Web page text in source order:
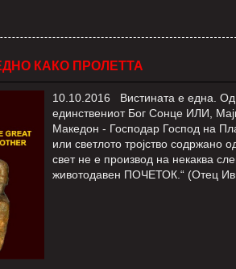
КАКО ПРОЛЕТТА
10.10.2016 Вистината е една. Од
единствениот Бог Сонце ИЛИ,
Македон - Господар Господ на
или светлото тројство
свет не е производ на некаква
животодавен ПОЧЕТОК.“ (Отец